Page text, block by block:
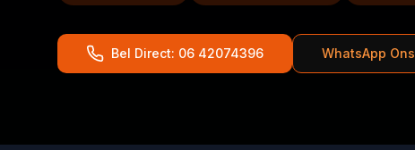
Bel Direct: 06 42074396 WhatsApp Ons